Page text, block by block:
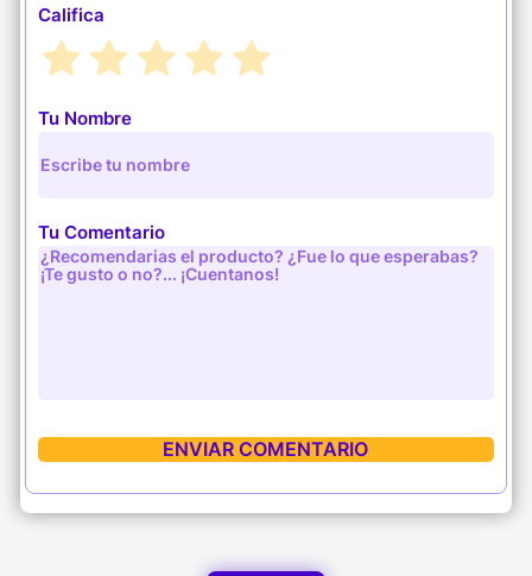
Califica
Tu Nombre
Tu Comentario